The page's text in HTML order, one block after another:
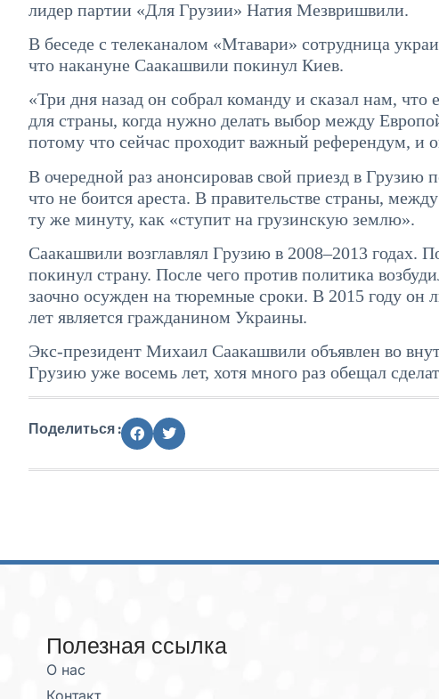
лидер партии «Для Грузии» Натия Мезвришвили.
В беседе с телеканалом «Мтавари» сотрудница
что накануне Саакашвили покинул Киев.
«Три дня назад он собрал команду и сказал нам,
для страны, когда нужно делать выбор между
потому что сейчас проходит важный референдум, и
В очередной раз анонсировав свой приезд в
что не боится ареста. В правительстве страны,
ту же минуту, как «ступит на грузинскую землю».
Саакашвили возглавлял Грузию в 2008–2013 годах.
покинул страну. После чего против политика
заочно осужден на тюремные сроки. В 2015 году он
лет является гражданином Украины.
Экс-президент Михаил Саакашвили объявлен во
Грузию уже восемь лет, хотя много раз обещал
Поделиться :
Полезная ссылка
О нас
Контакт